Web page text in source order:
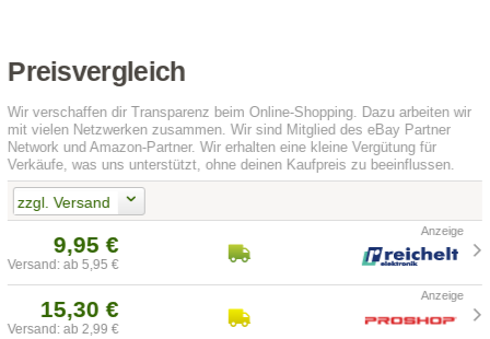
Preisvergleich
Wir verschaffen dir Transparenz beim Online-Shopping. Dazu arbeiten wir
mit vielen Netzwerken zusammen. Wir sind Mitglied des eBay Partner
Network und Amazon-Partner. Wir erhalten eine kleine Vergütung für
Verkäufe, was uns unterstützt, ohne deinen Kaufpreis zu beeinflussen.
zzgl. Versand
9,95 €
Versand: ab 5,95 €
15,30 €
Versand: ab 2,99 €